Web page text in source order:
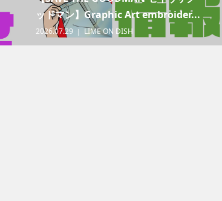
ッドマン】Graphic Art embroider...
2026.07.29 LIME ON DISH